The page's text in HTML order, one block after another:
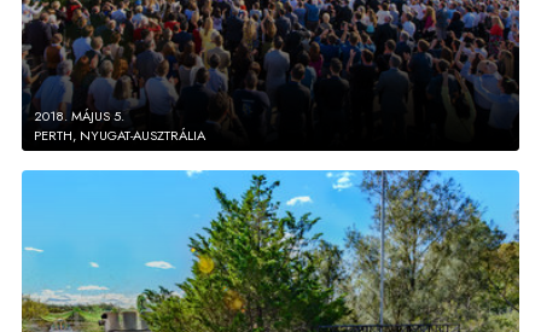
2018. MÁJUS 5.
PERTH, NYUGAT-AUSZTRÁLIA